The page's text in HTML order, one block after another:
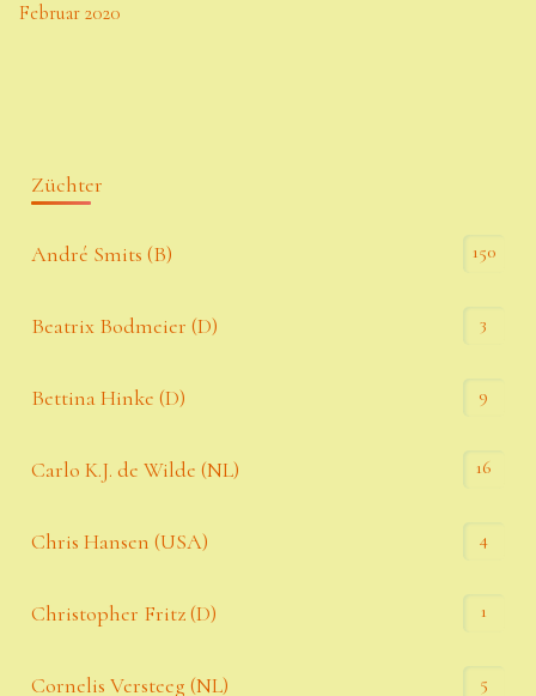
Februar 2020
Züchter
André Smits (B) 150
Beatrix Bodmeier (D) 3
Bettina Hinke (D) 9
Carlo K.J. de Wilde (NL) 16
Chris Hansen (USA) 4
Christopher Fritz (D) 1
Cornelis Versteeg (NL) 5